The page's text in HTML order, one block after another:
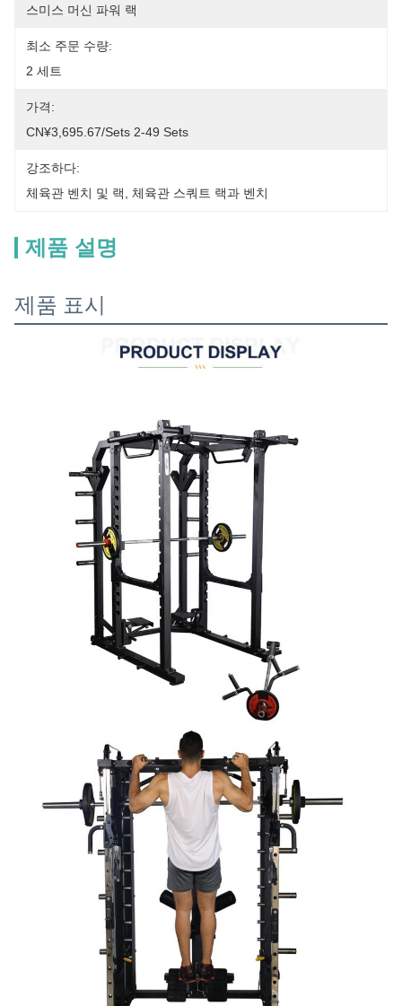
스미스 머신 파워 랙
최소 주문 수량:
2 세트
가격:
CN¥3,695.67/sets 2-49 Sets
강조하다:
체육관 벤치 및 랙
체육관 스쿼트 랙과 벤치
제품 설명
제품 표시